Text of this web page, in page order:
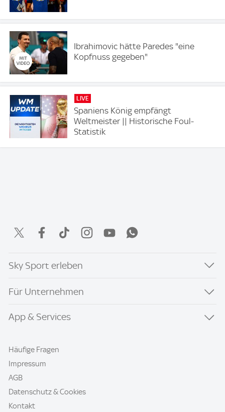
Ibrahimovic hätte Paredes "eine
Kopfnuss gegeben"
LIVE
Spaniens König empfängt
Weltmeister || Historische Foul-
Statistik
Sky Sport erleben
Für Unternehmen
App & Services
Häufige Fragen
Impressum
AGB
Datenschutz & Cookies
Kontakt